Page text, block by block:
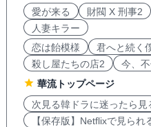
愛が来る
財閥 X 刑事2
人妻キラー
恋は飴模様
君へと続く
殺し屋たちの店2
今、
華流トップページ
次見る韓ドラに迷ったら見
【保存版】Netflixで見られ